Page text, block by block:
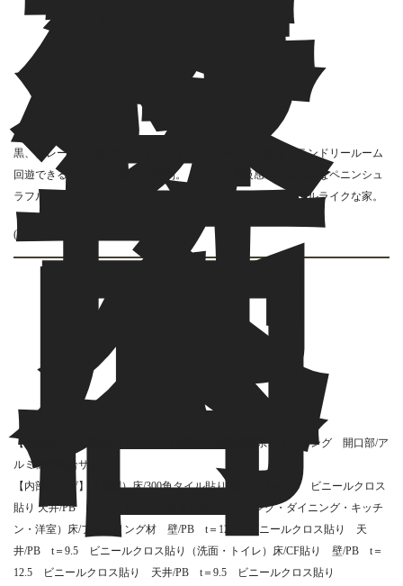
様
へ
黒、グレーを基調にコーディネート、 キッチン、洗面所、ランドリールーム
回遊できる位置関係は家事が便利。 黒基調の高級感のある大きなペニンシュ
ラフルフラットキッチン。 家事もくつろぎ時間も楽しいホテルライクな家。
(担当：H.R)
施
工
内
容
【外部仕上げ】屋根/ガルバリウム鋼板 外壁/窯業系サイディング 開口部/ア
ルミ樹脂複合サッシ
【内部仕上げ】（玄関）床/300角タイル貼り 壁/PB t＝12.5 ビニールクロス
貼り 天井/PB t＝9.5 ビニールクロス貼り（
リビング・ダイニング・キッチ
ン・洋室）床/フローリング材 壁/PB t＝12.5 ビニールクロス貼り 天
井/PB t＝9.5 ビニールクロス貼り（洗面・トイレ ）床/CF貼り
壁/PB t＝
12.5 ビニールクロス貼り 天井/PB t＝9.5 ビニールクロス貼り